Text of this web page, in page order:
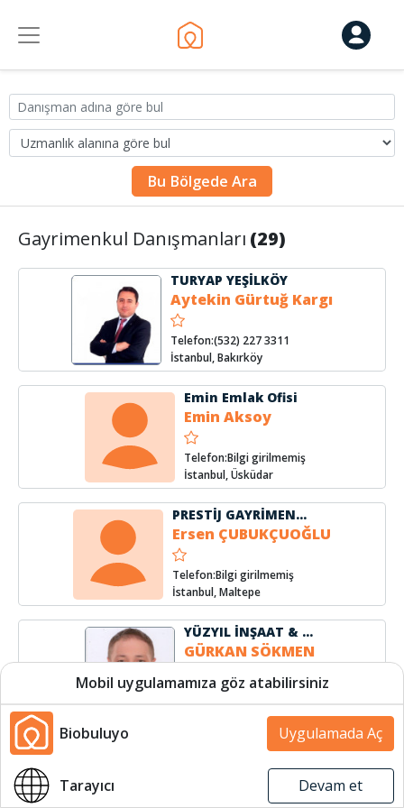
Bu Bölgede Ara
Harita
Gayrimenkul Danışmanları (29)
TURYAP YEŞİLKÖY
Aytekin Gürtuğ Kargı
Telefon:(532) 227 3311
İstanbul, Bakırköy
Emin Emlak Ofisi
Emin Aksoy
Telefon:Bilgi girilmemiş
İstanbul, Üsküdar
PRESTİJ GAYRİMENKUL VE DANIŞMANLIK
Ersen ÇUBUKÇUOĞLU
Telefon:Bilgi girilmemiş
İstanbul, Maltepe
YÜZYIL İNŞAAT & EMLAK
GÜRKAN SÖKMEN
Telefon:(531) 706 7653
İstanbul, Üsküdar
Halil İbrahim SUR
Mobil uygulamamıza göz atabilirsiniz
Biobuluyo Uygulamada Aç
Tarayıcı Devam et